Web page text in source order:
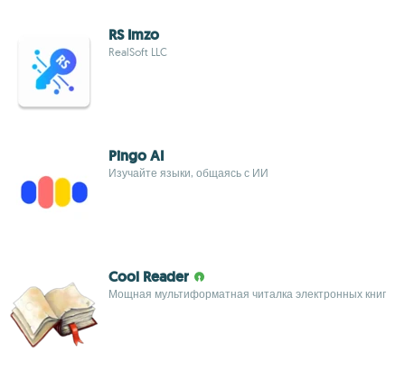
RS Imzo
RealSoft LLC
Pingo AI
Изучайте языки, общаясь с ИИ
Cool Reader
Мощная мультиформатная читалка электронных книг